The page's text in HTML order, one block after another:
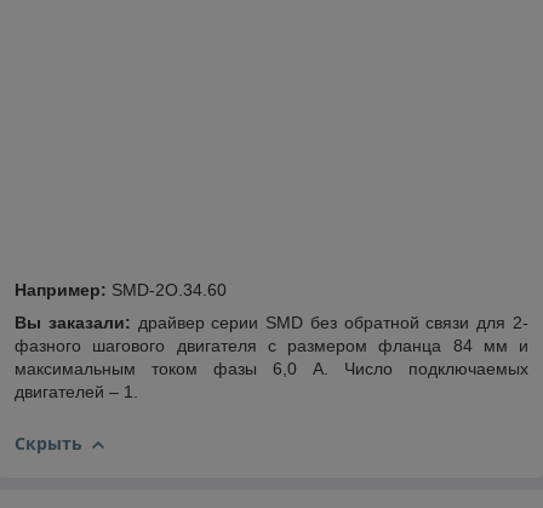
Например: SMD-2O.34.60
Вы заказали: драйвер серии SMD без обратной связи для 2-
фазного шагового двигателя с размером фланца 84 мм и
максимальным током фазы 6,0 А. Число подключаемых
двигателей – 1.
Скрыть